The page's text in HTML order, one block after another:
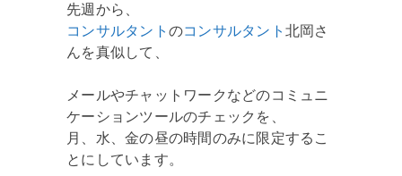
先週から、
コンサルタント のコンサルタント 北岡さ
んを真似して、
メールやチャットワークなどのコミュニ
ケーションツールのチェックを、
月、水、金の昼の時間のみに限定するこ
とにしています。